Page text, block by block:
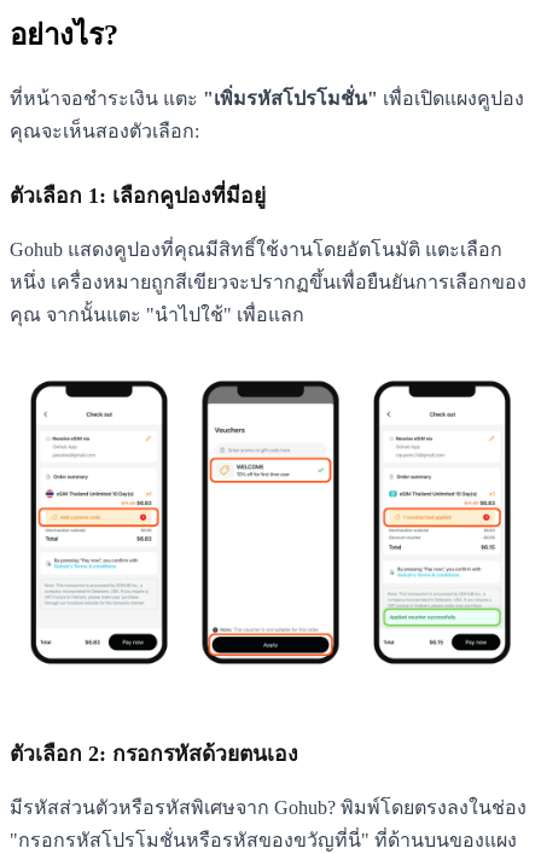
อย่างไร?
ที่หน้าจอชำระเงิน แตะ "เพิ่มรหัสโปรโมชั่น" เพื่อเปิดแผงคูปอง
คุณจะเห็นสองตัวเลือก:
ตัวเลือก 1: เลือกคูปองที่มีอยู่
Gohub แสดงคูปองที่คุณมีสิทธิ์ใช้งานโดยอัตโนมัติ แตะเลือก
หนึ่ง เครื่องหมายถูกสีเขียวจะปรากฏขึ้นเพื่อยืนยันการเลือกของ
คุณ จากนั้นแตะ "นำไปใช้" เพื่อแลก
ตัวเลือก 2: กรอกรหัสด้วยตนเอง
มีรหัสส่วนตัวหรือรหัสพิเศษจาก Gohub? พิมพ์โดยตรงลงในช่อง
"กรอกรหัสโปรโมชั่นหรือรหัสของขวัญที่นี่" ที่ด้านบนของแผง